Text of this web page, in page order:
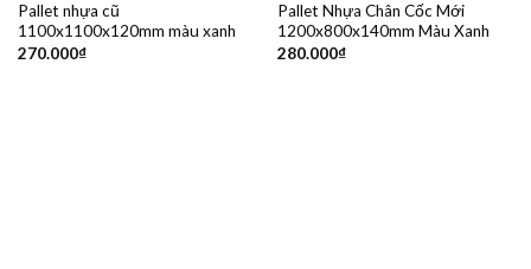
Pallet nhựa cũ
1100x1100x120mm màu xanh
270.000₫
Pallet Nhựa Chân Cốc Mới
1200x800x140mm Màu Xanh
280.000₫